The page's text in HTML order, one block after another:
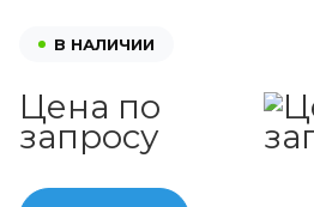
В НАЛИЧИИ
Цена по
запросу